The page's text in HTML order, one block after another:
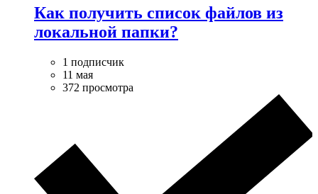
Как получить список файлов из
локальной папки?
1 подписчик
11 мая
372 просмотра